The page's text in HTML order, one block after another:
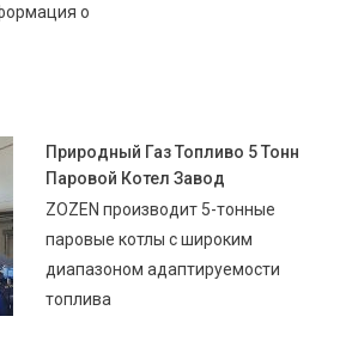
о
Природный Газ Топливо 5 Тонн
Паровой Котел Завод
ZOZEN производит 5-тонные
паровые котлы с широким
диапазоном адаптируемости
топлива